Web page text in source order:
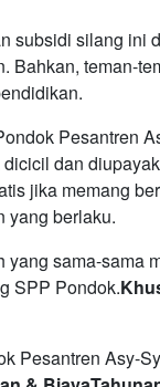
subsidi silang ini
Bahkan, teman-
Pesantren
dan
jika memang
yang berlaku.
sama-sama
SPP Pondok.
Pesantren Asy-